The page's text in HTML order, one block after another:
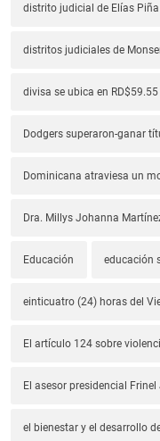
distrito judicial de Elías Piña
distritos judiciales de
divisa se ubica en
Dodgers superaron-ganar
Dominicana atraviesa un
Dra. Millys Johanna
Educación educación
einticuatro (24) horas del
El artículo 124 sobre
El asesor presidencial Frinel
el bienestar y el desarrollo